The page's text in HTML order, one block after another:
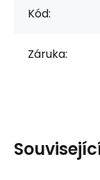
Kód:
Záruka: